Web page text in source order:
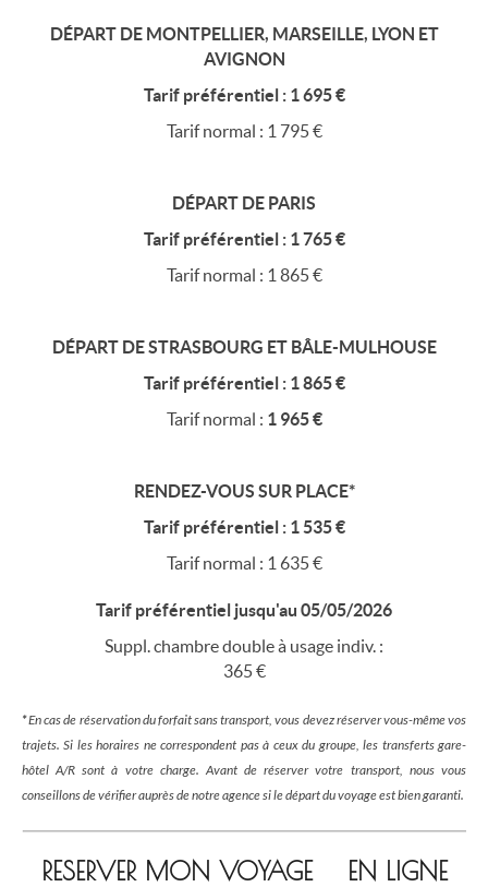
DÉPART DE MONTPELLIER, MARSEILLE, LYON ET
AVIGNON
Tarif préférentiel : 1 695 €
Tarif normal : 1 795 €
DÉPART DE PARIS
Tarif préférentiel : 1 765 €
Tarif normal : 1 865 €
DÉPART DE STRASBOURG ET BÂLE-MULHOUSE
Tarif préférentiel : 1 865 €
Tarif normal : 1 965 €
RENDEZ-VOUS SUR PLACE*
Tarif préférentiel : 1 535 €
Tarif normal : 1 635 €
Tarif préférentiel jusqu'au 05/05/2026
Suppl. chambre double à usage indiv. :
365 €
*En cas de réservation du forfait sans transport, vous devez réserver vous-même vos
trajets. Si les horaires ne correspondent pas à ceux du groupe, les transferts gare-
hôtel A/R sont à votre charge. Avant de réserver votre transport, nous vous
conseillons de vérifier auprès de notre agence si le départ du voyage est bien garanti.
RESERVER MON VOYAGE EN LIGNE